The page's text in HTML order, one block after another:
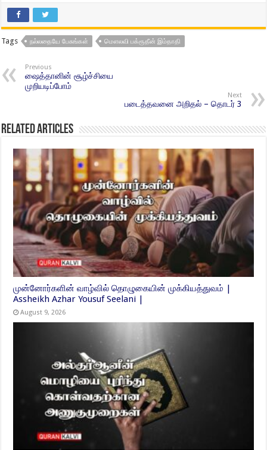
Tags நல்லதையே பேசுங்கள் மௌலவி பக்ரூதீன் இம்தாதி
Previous
ஷைத்தானின் சூழ்ச்சியை
முறியடிப்போம்
Next
படைத்தவனை அறிதல் – தொடர் 3
Related Articles
முன்னோர்களின் வாழ்வில் தொழுகையின் முக்கியத்துவம் |
Assheikh Azhar Yousuf Seelani |
August 9, 2026